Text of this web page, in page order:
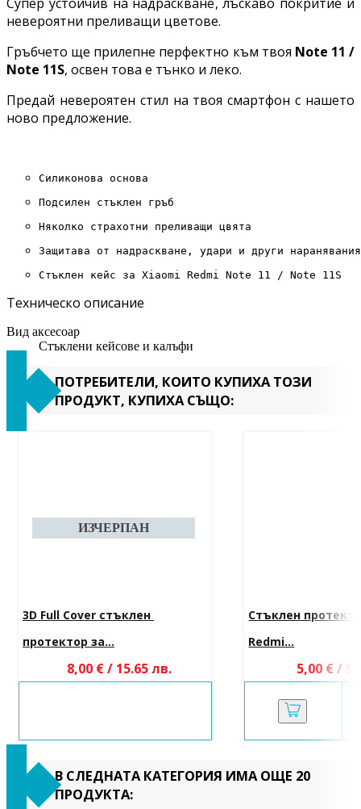
невероятни преливащи цветове.
Гръбчето ще прилепне перфектно към твоя Note 11 /
Note 11S, освен това е тънко и леко.
Предай невероятен стил на твоя смартфон с нашето
ново предложение.
Силиконова основа
Подсилен стъклен гръб
Няколко страхотни преливащи цвята
Защитава от надраскване, удари и други наранявания
Стъклен кейс за Xiaomi Redmi Note 11 / Note 11S
Техническо описание
Вид аксесоар
Стъклени кейсове и калъфи
ПОТРЕБИТЕЛИ, КОИТО КУПИХА ТОЗИ
ПРОДУКТ, КУПИХА СЪЩО:
3D Full Cover стъклен
протектор за...
8,00 € / 15.65 лв.
Стъклен
Redmi...
5,00 € /
В СЛЕДНАТА КАТЕГОРИЯ ИМА ОЩЕ 20
ПРОДУКТА: